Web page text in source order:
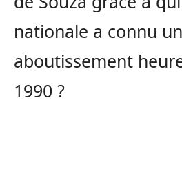
nationale a connu un
aboutissement
1990 ?